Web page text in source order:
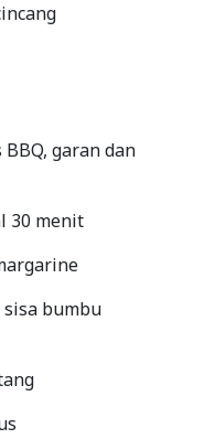
garan dan
30 menit
sisa bumbu